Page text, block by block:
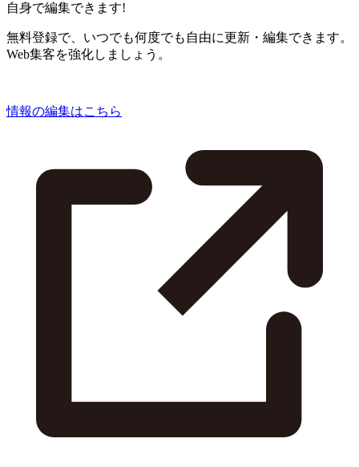
自身で編集できます!
無料登録で、いつでも何度でも自由に更新・編集できます。
Web集客を強化しましょう。
情報の編集はこちら